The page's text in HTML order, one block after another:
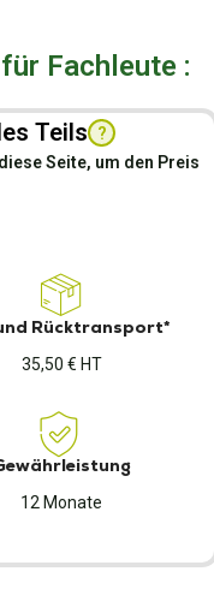
Fachleute :
Teils ?
Seite, um den Preis
Rücktransport*
35,50 € HT
12 Monate